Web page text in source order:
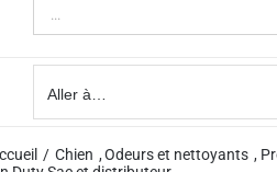
sur
le
site
Aller à…
Chien Odeurs et nettoyants